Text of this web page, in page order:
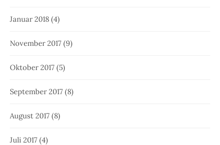
Januar 2018 (4)
November 2017 (9)
Oktober 2017 (5)
September 2017 (8)
August 2017 (8)
Juli 2017 (4)